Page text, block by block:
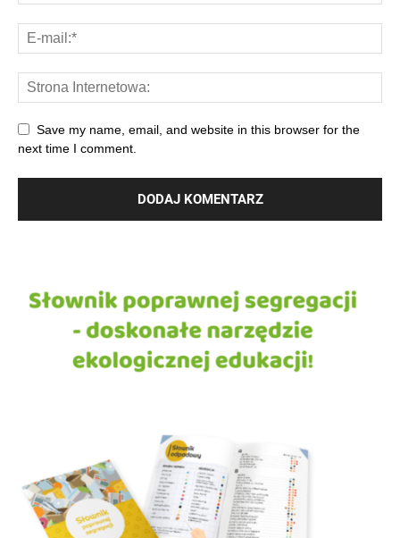
Save my name, email, and website in this browser for the
next time I comment.